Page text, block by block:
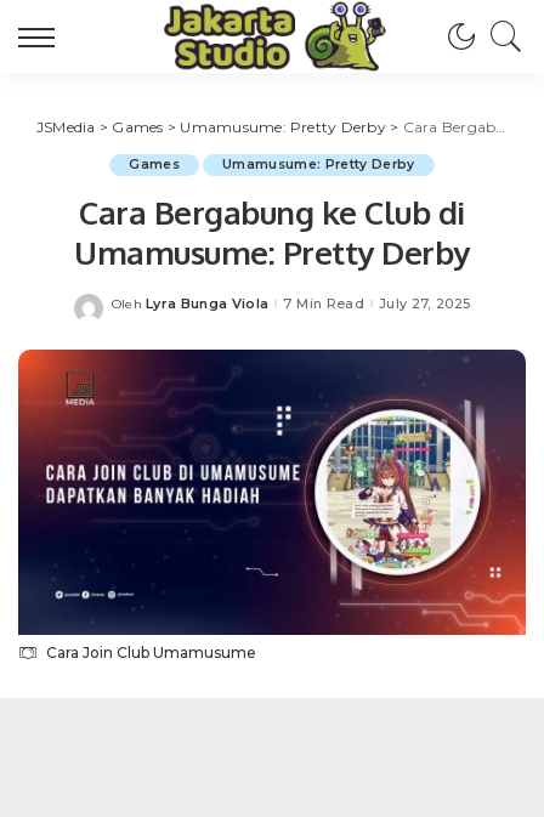
JSMedia > Games > Umamusume: Pretty Derby> Cara Bergabung ke Club di Umamusume: Pretty Derby
Games Umamusume: Pretty Derby
Cara Bergabung ke Club di
Umamusume: Pretty Derby
Posted
Oleh Lyra Bunga Viola 7 Min Read July 27, 2025
Cara Join Club Umamusume